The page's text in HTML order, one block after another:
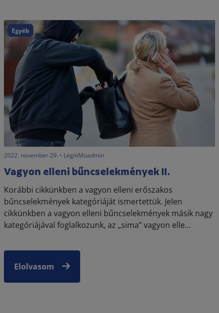
Egyéb
2022. november 29. • LegitiMoadmin
Vagyon elleni bűncselekmények II.
Korábbi cikkünkben a vagyon elleni erőszakos
bűncselekmények kategóriáját ismertettük. Jelen
cikkünkben a vagyon elleni bűncselekmények másik nagy
kategóriájával foglalkozunk, az „sima” vagyon elle...
Elolvasom